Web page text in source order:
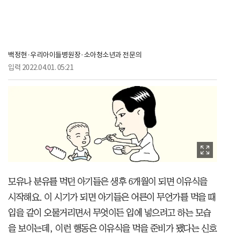
백정현·우리아이들병원장·소아청소년과 전문의
입력 2022.04.01. 05:21
모유나 분유를 먹던 아기들은 생후 6개월이 되면 이유식을
시작해요. 이 시기가 되면 아기들은 어른이 무언가를 먹을 때
입을 같이 오물거리면서 무엇이든 입에 넣으려고 하는 모습
을 보이는데, 이런 행동은 이유식을 먹을 준비가 됐다는 신호